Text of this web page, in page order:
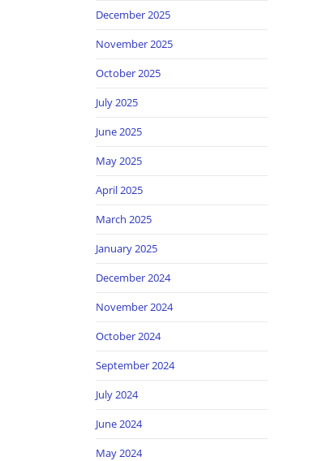
December 2025
November 2025
October 2025
July 2025
June 2025
May 2025
April 2025
March 2025
January 2025
December 2024
November 2024
October 2024
September 2024
July 2024
June 2024
May 2024